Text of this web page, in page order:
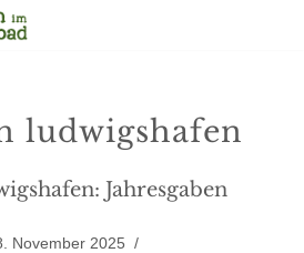
ludwigshafen
Jahresgaben
November 2025